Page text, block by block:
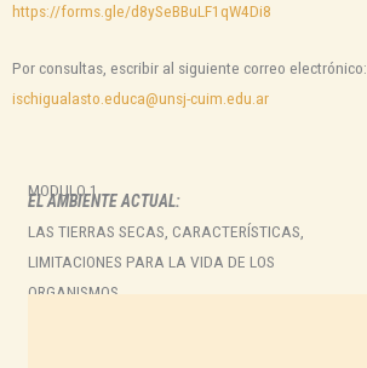
https://forms.gle/d8ySeBBuLF1qW4Di8
Por consultas, escribir al siguiente correo electrónico:
ischigualasto.educa@unsj-cuim.edu.ar
MODULO 1
EL AMBIENTE ACTUAL:
LAS TIERRAS SECAS, CARACTERÍSTICAS,
LIMITACIONES PARA LA VIDA DE LOS
ORGANISMOS